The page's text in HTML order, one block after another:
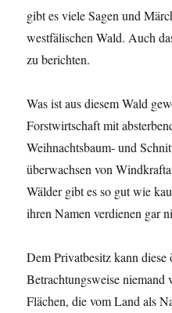
gibt es viele Sagen und
westfälischen Wald. Auch
zu berichten.
Was ist aus diesem Wald
Forstwirtschaft mit
Weihnachtsbaum- und
überwachsen von
Wälder gibt es so gut wie
ihren Namen verdienen gar
Dem Privatbesitz kann diese
Betrachtungsweise niemand
Flächen, die vom Land als